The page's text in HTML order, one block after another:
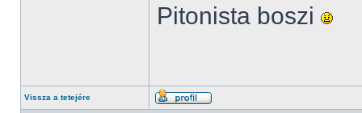
Pitonista boszi
Vissza a tetejére